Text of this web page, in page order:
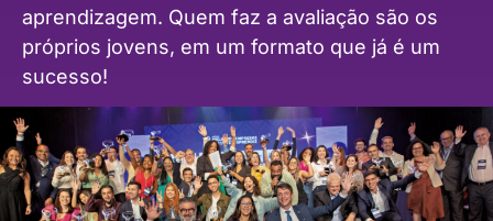
aprendizagem. Quem faz a avaliação são os
próprios jovens, em um formato que já é um
sucesso!